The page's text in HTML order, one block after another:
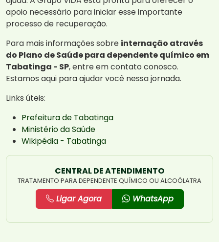
apoio necessário para iniciar esse importante
processo de recuperação.
Para mais informações sobre internação através
do Plano de Saúde para dependente químico em
Tabatinga - SP, entre em contato conosco.
Estamos aqui para ajudar você nessa jornada.
Links úteis:
Prefeitura de Tabatinga
Ministério da Saúde
Wikipédia - Tabatinga
CENTRAL DE ATENDIMENTO
TRATAMENTO PARA DEPENDENTE QUÍMICO OU ALCOÓLATRA
Ligar Agora WhatsApp